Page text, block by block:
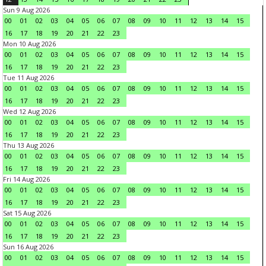
Sun 9 Aug 2026
00
01 02 03 04 05 06 07 08 09 10 11 12 13 14
15
16
17 18 19 20 21 22
23
Mon 10 Aug 2026
00
01 02 03 04 05 06 07 08 09 10 11 12 13 14
15
16
17 18 19 20 21 22
23
Tue 11 Aug 2026
00
01 02 03 04 05 06 07 08 09 10 11 12 13 14
15
16
17 18 19 20 21 22
23
Wed 12 Aug 2026
00
01 02 03 04 05 06 07 08 09 10 11 12 13 14
15
16
17 18 19 20 21 22
23
Thu 13 Aug 2026
00
01 02 03 04 05 06 07 08 09 10 11 12 13 14
15
16
17 18 19 20 21 22
23
Fri 14 Aug 2026
00
01 02 03 04 05 06 07 08 09 10 11 12 13 14
15
16
17 18 19 20 21 22
23
Sat 15 Aug 2026
00
01 02 03 04 05 06 07 08 09 10 11 12 13 14
15
16
17 18 19 20 21 22
23
Sun 16 Aug 2026
00
01 02 03 04 05 06 07 08 09 10 11 12 13 14
15